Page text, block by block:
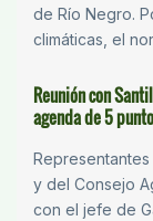
de Río Negro.
climáticas, el
Reunión con
agenda de 5
y del Consejo
con el jefe de